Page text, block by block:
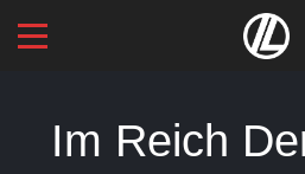
Im Reich